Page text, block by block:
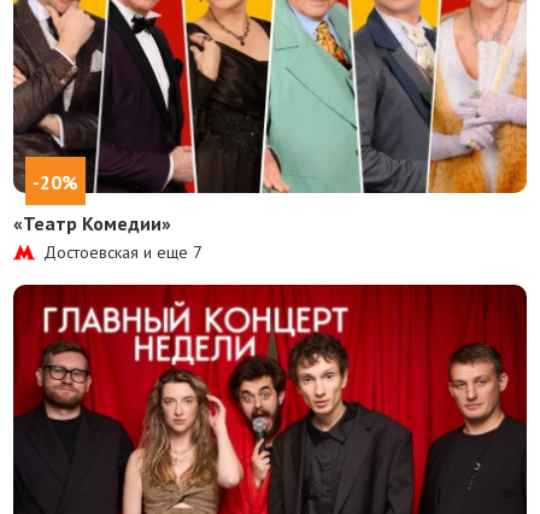
-20%
«Театр Комедии»
Достоевская и еще 7